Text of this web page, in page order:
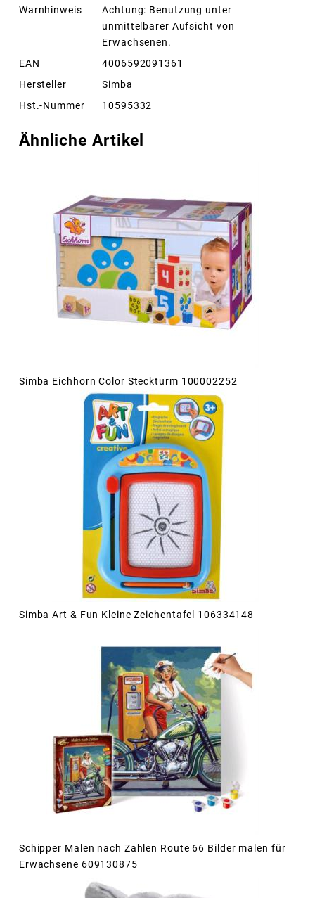
Warnhinweis
Achtung: Benutzung unter
unmittelbarer Aufsicht von
Erwachsenen.
EAN
4006592091361
Hersteller
Simba
Hst.-Nummer
10595332
Ähnliche Artikel
Simba Eichhorn Color Steckturm 100002252
Simba Art & Fun Kleine Zeichentafel 106334148
Schipper Malen nach Zahlen Route 66 Bilder malen für
Erwachsene 609130875